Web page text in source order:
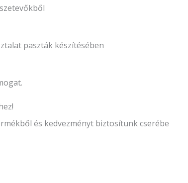
paszták készítésében
és kedvezményt biztosítunk cserébe